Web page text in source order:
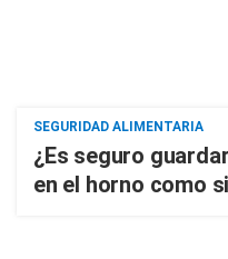
SEGURIDAD ALIMENTARIA
¿Es seguro
en el horno como